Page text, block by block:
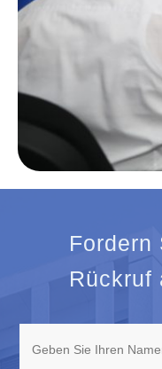
Fordern
Rückruf